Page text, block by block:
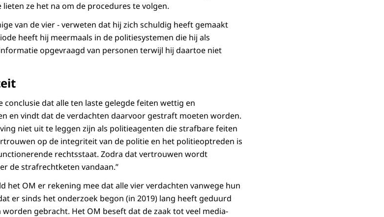
ze het na om de procedures te volgen.
van de vier - verweten dat hij zich schuldig heeft gemaakt
heeft hij meermaals in de politiesystemen die hij als
opgevraagd van personen terwijl hij daartoe niet
dat alle ten laste gelegde feiten wettig en
en vindt dat de verdachten daarvoor gestraft moeten worden.
niet uit te leggen zijn als politieagenten die strafbare feiten
op de integriteit van de politie en het politieoptreden is
rechtsstaat. Zodra dat vertrouwen wordt
de strafrechtketen vandaan.”
het OM er rekening mee dat alle vier verdachten vanwege hun
er sinds het onderzoek begon (in 2019) lang heeft geduurd
gebracht. Het OM beseft dat de zaak tot veel media-